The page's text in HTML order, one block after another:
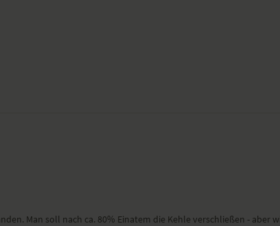
Man soll nach ca. 80% Einatem die Kehle verschließen - aber